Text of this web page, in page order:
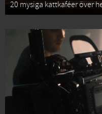
20 mysiga kattkaféer över